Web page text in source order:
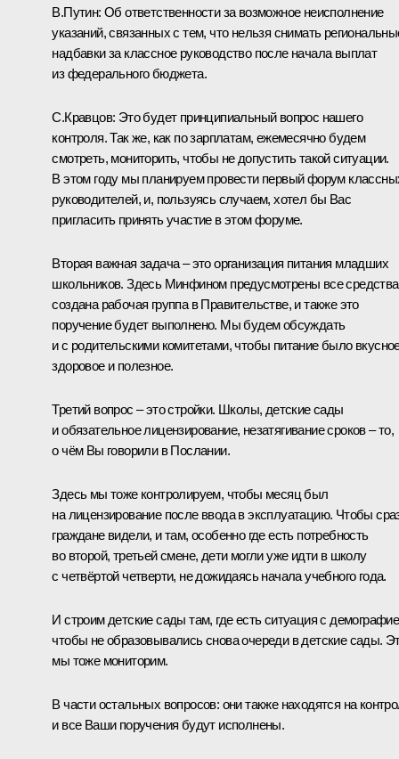
В.Путин: Об ответственности за возможное неисполнение
указаний, связанных с тем, что нельзя снимать
надбавки за классное руководство после начала выплат
из федерального бюджета.
С.Кравцов: Это будет принципиальный вопрос нашего
контроля. Так же, как по зарплатам, ежемесячно будем
смотреть, мониторить, чтобы не допустить такой ситуации.
В этом году мы планируем провести первый форум
руководителей, и, пользуясь случаем, хотел бы Вас
пригласить принять участие в этом форуме.
Вторая важная задача – это организация питания младших
школьников. Здесь Минфином предусмотрены все
создана рабочая группа в Правительстве, и также это
поручение будет выполнено. Мы будем обсуждать
и с родительскими комитетами, чтобы питание было
здоровое и полезное.
Третий вопрос – это стройки. Школы, детские сады
и обязательное лицензирование, незатягивание сроков – то,
о чём Вы говорили в Послании.
Здесь мы тоже контролируем, чтобы месяц был
на лицензирование после ввода в эксплуатацию. Чтобы
граждане видели, и там, особенно где есть потребность
во второй, третьей смене, дети могли уже идти в школу
с четвёртой четверти, не дожидаясь начала учебного года.
И строим детские сады там, где есть ситуация с
чтобы не образовывались снова очереди в детские сады.
мы тоже мониторим.
В части остальных вопросов: они также находятся на
и все Ваши поручения будут исполнены.